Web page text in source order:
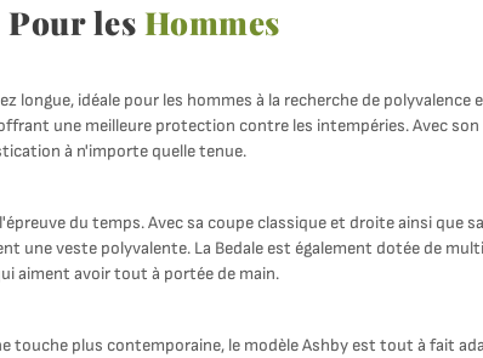
Pour les Hommes
longue, idéale pour les hommes à la recherche de polyvalence
une meilleure protection contre les intempéries. Avec son
à n'importe quelle tenue.
du temps. Avec sa coupe classique et droite ainsi que
une veste polyvalente. La Bedale est également dotée de
aiment avoir tout à portée de main.
touche plus contemporaine, le modèle Ashby est tout à fait